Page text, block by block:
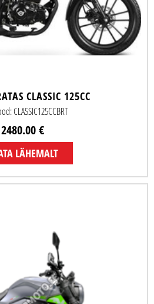
CLASSIC 125CC
CLASSIC125CCBRT
2480.00 €
LÄHEMALT